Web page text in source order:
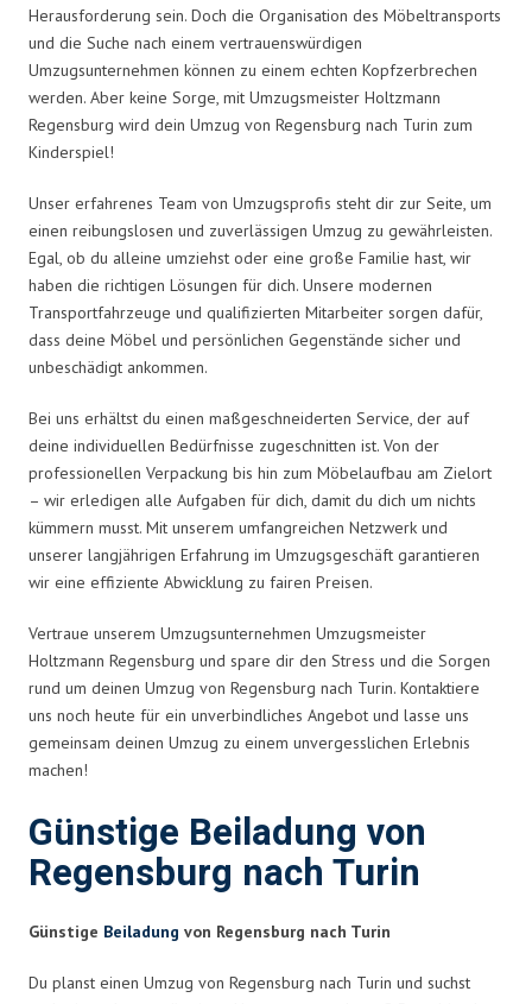
Herausforderung sein. Doch die Organisation des Möbeltransports
und die Suche nach einem vertrauenswürdigen
Umzugsunternehmen können zu einem echten Kopfzerbrechen
werden. Aber keine Sorge, mit Umzugsmeister Holtzmann
Regensburg wird dein Umzug von Regensburg nach Turin zum
Kinderspiel!
Unser erfahrenes Team von Umzugsprofis steht dir zur Seite, um
einen reibungslosen und zuverlässigen Umzug zu gewährleisten.
Egal, ob du alleine umziehst oder eine große Familie hast, wir
haben die richtigen Lösungen für dich. Unsere modernen
Transportfahrzeuge und qualifizierten Mitarbeiter sorgen dafür,
dass deine Möbel und persönlichen Gegenstände sicher und
unbeschädigt ankommen.
Bei uns erhältst du einen maßgeschneiderten Service, der auf
deine individuellen Bedürfnisse zugeschnitten ist. Von der
professionellen Verpackung bis hin zum Möbelaufbau am Zielort
– wir erledigen alle Aufgaben für dich, damit du dich um nichts
kümmern musst. Mit unserem umfangreichen Netzwerk und
unserer langjährigen Erfahrung im Umzugsgeschäft garantieren
wir eine effiziente Abwicklung zu fairen Preisen.
Vertraue unserem Umzugsunternehmen Umzugsmeister
Holtzmann Regensburg und spare dir den Stress und die Sorgen
rund um deinen Umzug von Regensburg nach Turin. Kontaktiere
uns noch heute für ein unverbindliches Angebot und lasse uns
gemeinsam deinen Umzug zu einem unvergesslichen Erlebnis
machen!
Günstige Beiladung von
Regensburg nach Turin
Günstige Beiladung von Regensburg nach Turin
Du planst einen Umzug von Regensburg nach Turin und suchst